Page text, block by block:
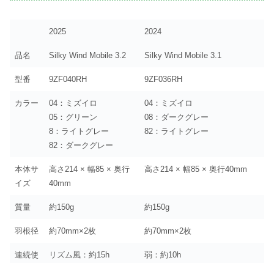
2025 2024
品名 Silky Wind Mobile 3.2 Silky Wind Mobile 3.1
型番 9ZF040RH 9ZF036RH
カラー
04：ミズイロ
05：グリーン
8：ライトグレー
82：ダークグレー
04：ミズイロ
08：ダークグレー
82：ライトグレー
本体サ
イズ
高さ214 × 幅85 × 奥行
40mm
高さ214 × 幅85 × 奥行40mm
質量 約150g 約150g
羽根径 約70mm×2枚 約70mm×2枚
連続使
リズム風：約15h
弱：約10h